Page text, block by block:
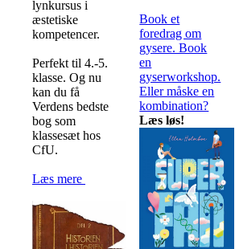
lynkursus i
æstetiske
kompetencer.
Perfekt til 4.-5.
klasse. Og nu
kan du få
Verdens bedste
bog som
klassesæt hos
CfU.
Læs mere
Book et
foredrag om
gysere. Book
en
gyserworkshop.
Eller måske en
kombination?
Læs løs!